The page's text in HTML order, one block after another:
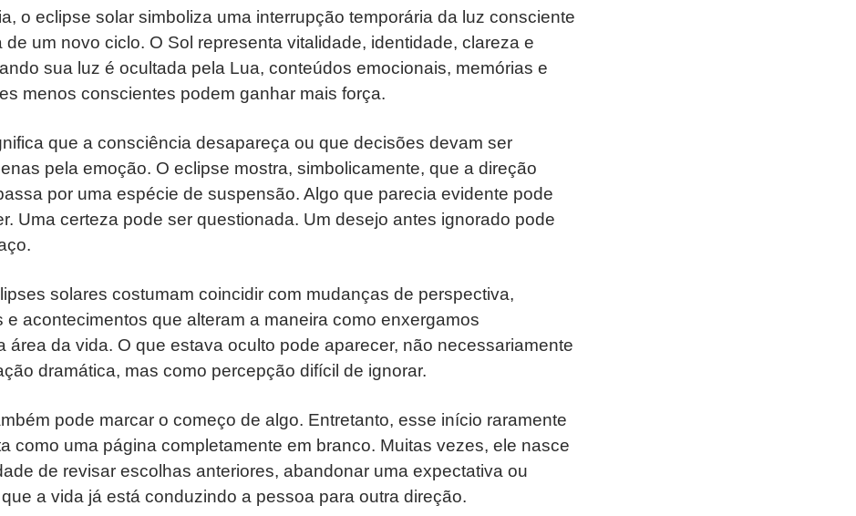
o eclipse solar simboliza uma interrupção temporária da luz consciente
de um novo ciclo. O Sol representa vitalidade, identidade, clareza e
sua luz é ocultada pela Lua, conteúdos emocionais, memórias e
menos conscientes podem ganhar mais força.
que a consciência desapareça ou que decisões devam ser
pela emoção. O eclipse mostra, simbolicamente, que a direção
por uma espécie de suspensão. Algo que parecia evidente pode
Uma certeza pode ser questionada. Um desejo antes ignorado pode
solares costumam coincidir com mudanças de perspectiva,
e acontecimentos que alteram a maneira como enxergamos
área da vida. O que estava oculto pode aparecer, não necessariamente
dramática, mas como percepção difícil de ignorar.
pode marcar o começo de algo. Entretanto, esse início raramente
como uma página completamente em branco. Muitas vezes, ele nasce
de revisar escolhas anteriores, abandonar uma expectativa ou
a vida já está conduzindo a pessoa para outra direção.